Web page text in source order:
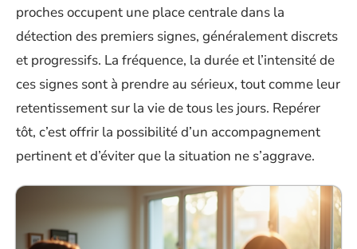
proches occupent une place centrale dans la
détection des premiers signes, généralement discrets
et progressifs. La fréquence, la durée et l’intensité de
ces signes sont à prendre au sérieux, tout comme leur
retentissement sur la vie de tous les jours. Repérer
tôt, c’est offrir la possibilité d’un accompagnement
pertinent et d’éviter que la situation ne s’aggrave.